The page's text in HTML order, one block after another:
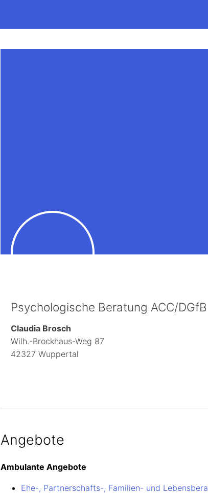
Psychologische Beratung ACC/
Claudia Brosch
Wilh.-Brockhaus-Weg 87
42327 Wuppertal
Angebote
Ambulante Angebote
Ehe-, Partnerschafts-, Familien- und